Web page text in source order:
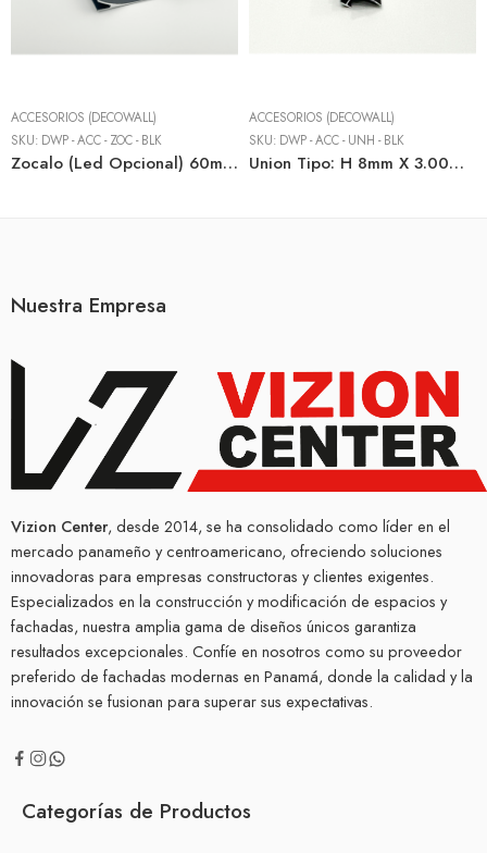
ACCESORIOS (DECOWALL)
SKU: DWP - ACC - ZOC - BLK
Zocalo (Led Opcional) 60mm X 3.00m Black – Accesorio
ACCESORIOS (DECOWALL)
SKU: DWP - ACC - UNH - BLK
Union Tipo: H 8mm X 3.00m Black – Accesorio
Nuestra Empresa
Vizion Center, desde 2014, se ha consolidado como líder en el
mercado panameño y centroamericano, ofreciendo soluciones
innovadoras para empresas constructoras y clientes exigentes.
Especializados en la construcción y modificación de espacios y
fachadas, nuestra amplia gama de diseños únicos garantiza
resultados excepcionales. Confíe en nosotros como su proveedor
preferido de fachadas modernas en Panamá, donde la calidad y la
innovación se fusionan para superar sus expectativas.
Categorías de Productos